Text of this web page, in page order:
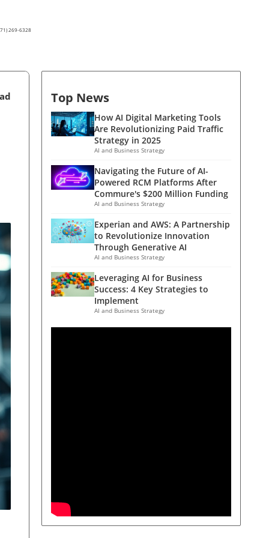
269-6328
Top News
How AI Digital Marketing Tools
Are Revolutionizing Paid Traffic
Strategy in 2025
AI and Business Strategy
Navigating the Future of AI-
Powered RCM Platforms After
Commure's $200 Million Funding
AI and Business Strategy
Experian and AWS: A Partnership
to Revolutionize Innovation
Through Generative AI
AI and Business Strategy
Leveraging AI for Business
Success: 4 Key Strategies to
Implement
AI and Business Strategy